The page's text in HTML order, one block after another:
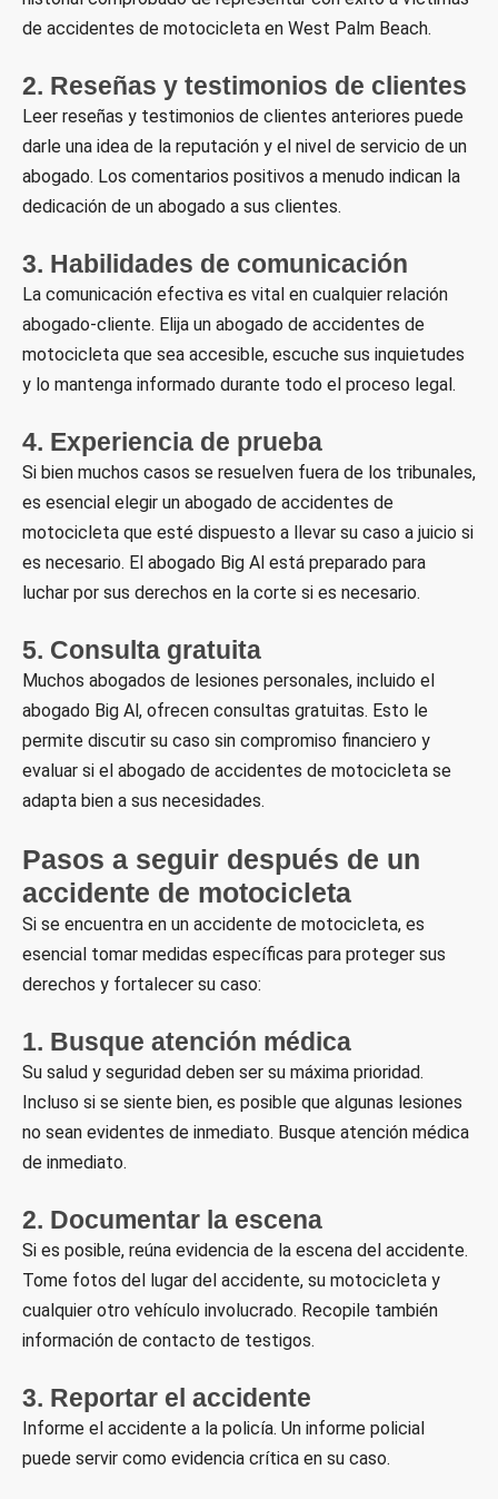
de accidentes de motocicleta en West Palm Beach.
2. Reseñas y testimonios de clientes
Leer reseñas y testimonios de clientes anteriores puede
darle una idea de la reputación y el nivel de servicio de un
abogado. Los comentarios positivos a menudo indican la
dedicación de un abogado a sus clientes.
3. Habilidades de comunicación
La comunicación efectiva es vital en cualquier relación
abogado-cliente. Elija un abogado de accidentes de
motocicleta que sea accesible, escuche sus inquietudes
y lo mantenga informado durante todo el proceso legal.
4. Experiencia de prueba
Si bien muchos casos se resuelven fuera de los tribunales,
es esencial elegir un abogado de accidentes de
motocicleta que esté dispuesto a llevar su caso a juicio si
es necesario. El abogado Big Al está preparado para
luchar por sus derechos en la corte si es necesario.
5. Consulta gratuita
Muchos abogados de lesiones personales, incluido el
abogado Big Al, ofrecen consultas gratuitas. Esto le
permite discutir su caso sin compromiso financiero y
evaluar si el abogado de accidentes de motocicleta se
adapta bien a sus necesidades.
Pasos a seguir después de un
accidente de motocicleta
Si se encuentra en un accidente de motocicleta, es
esencial tomar medidas específicas para proteger sus
derechos y fortalecer su caso:
1. Busque atención médica
Su salud y seguridad deben ser su máxima prioridad.
Incluso si se siente bien, es posible que algunas lesiones
no sean evidentes de inmediato. Busque atención médica
de inmediato.
2. Documentar la escena
Si es posible, reúna evidencia de la escena del accidente.
Tome fotos del lugar del accidente, su motocicleta y
cualquier otro vehículo involucrado. Recopile también
información de contacto de testigos.
3. Reportar el accidente
Informe el accidente a la policía. Un informe policial
puede servir como evidencia crítica en su caso.